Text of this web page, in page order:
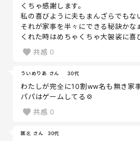
くちゃ感謝します。
私の喜びように夫もまんざらでもな
それが家事を半々にできる秘訣かな
くれた時はめちゃくちゃ大袈裟に喜
共感 0
ういめりあ さん 30代
わたしが完全に10割ww名も無き家
パパはゲームしてる💢
共感 0
匿名 さん 30代